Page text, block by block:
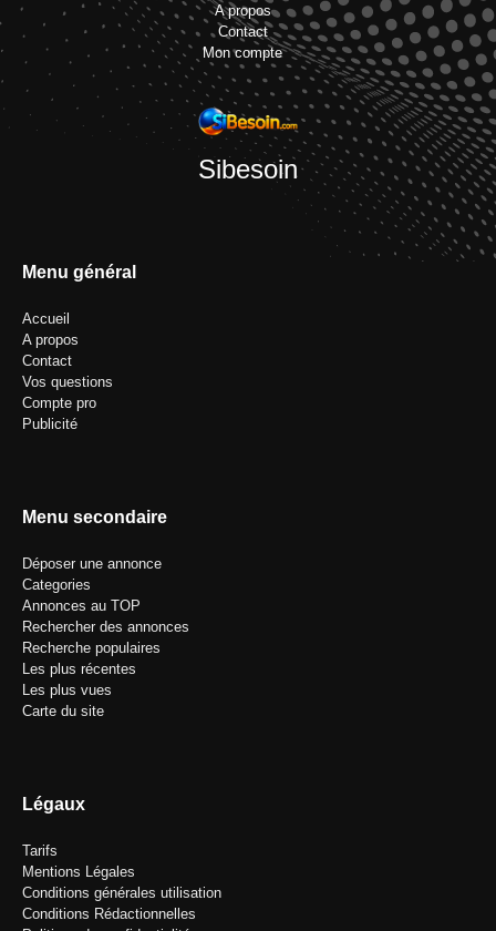
A propos
Contact
Mon compte
Sibesoin
Menu général
Accueil
A propos
Contact
Vos questions
Compte pro
Publicité
Menu secondaire
Déposer une annonce
Categories
Annonces au TOP
Rechercher des annonces
Recherche populaires
Les plus récentes
Les plus vues
Carte du site
Légaux
Tarifs
Mentions Légales
Conditions générales utilisation
Conditions Rédactionnelles